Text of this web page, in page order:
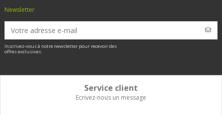
Newsletter
Inscrivez-vous à notre newsletter pour recevoir des
offres exclusives.
Service client
Ecrivez-nous un message